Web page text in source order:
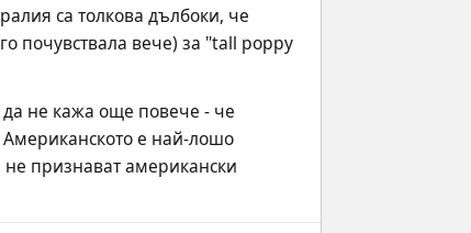
са толкова дълбоки, че
почувствала вече) за "tall poppy
да не кажа още повече - че
Американското е най-лошо
признават американски